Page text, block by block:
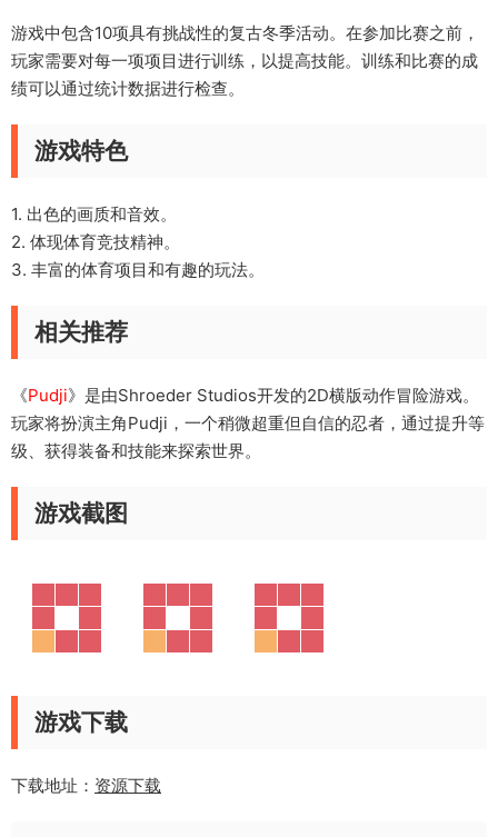
游戏中包含10项具有挑战性的复古冬季活动。在参加比赛之前，
玩家需要对每一项项目进行训练，以提高技能。训练和比赛的成
绩可以通过统计数据进行检查。
游戏特色
1. 出色的画质和音效。
2. 体现体育竞技精神。
3. 丰富的体育项目和有趣的玩法。
相关推荐
《Pudji》是由Shroeder Studios开发的2D横版动作冒险游戏。
玩家将扮演主角Pudji，一个稍微超重但自信的忍者，通过提升等
级、获得装备和技能来探索世界。
游戏截图
游戏下载
下载地址： 资源下载